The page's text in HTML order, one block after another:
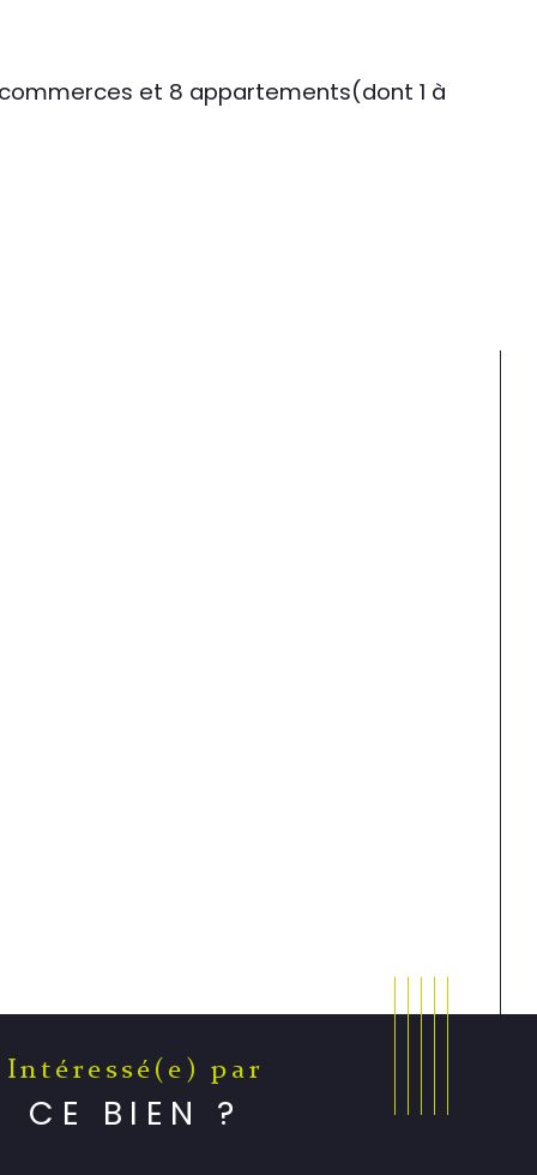
et 8 appartements(dont 1 à
Intéressé(e) par
CE BIEN ?